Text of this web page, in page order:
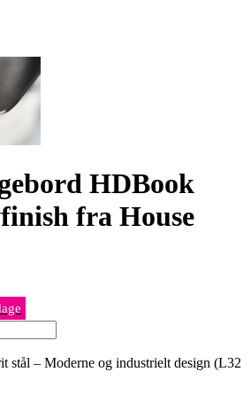
HDBook
fra House
stål – Moderne og industrielt design (L32